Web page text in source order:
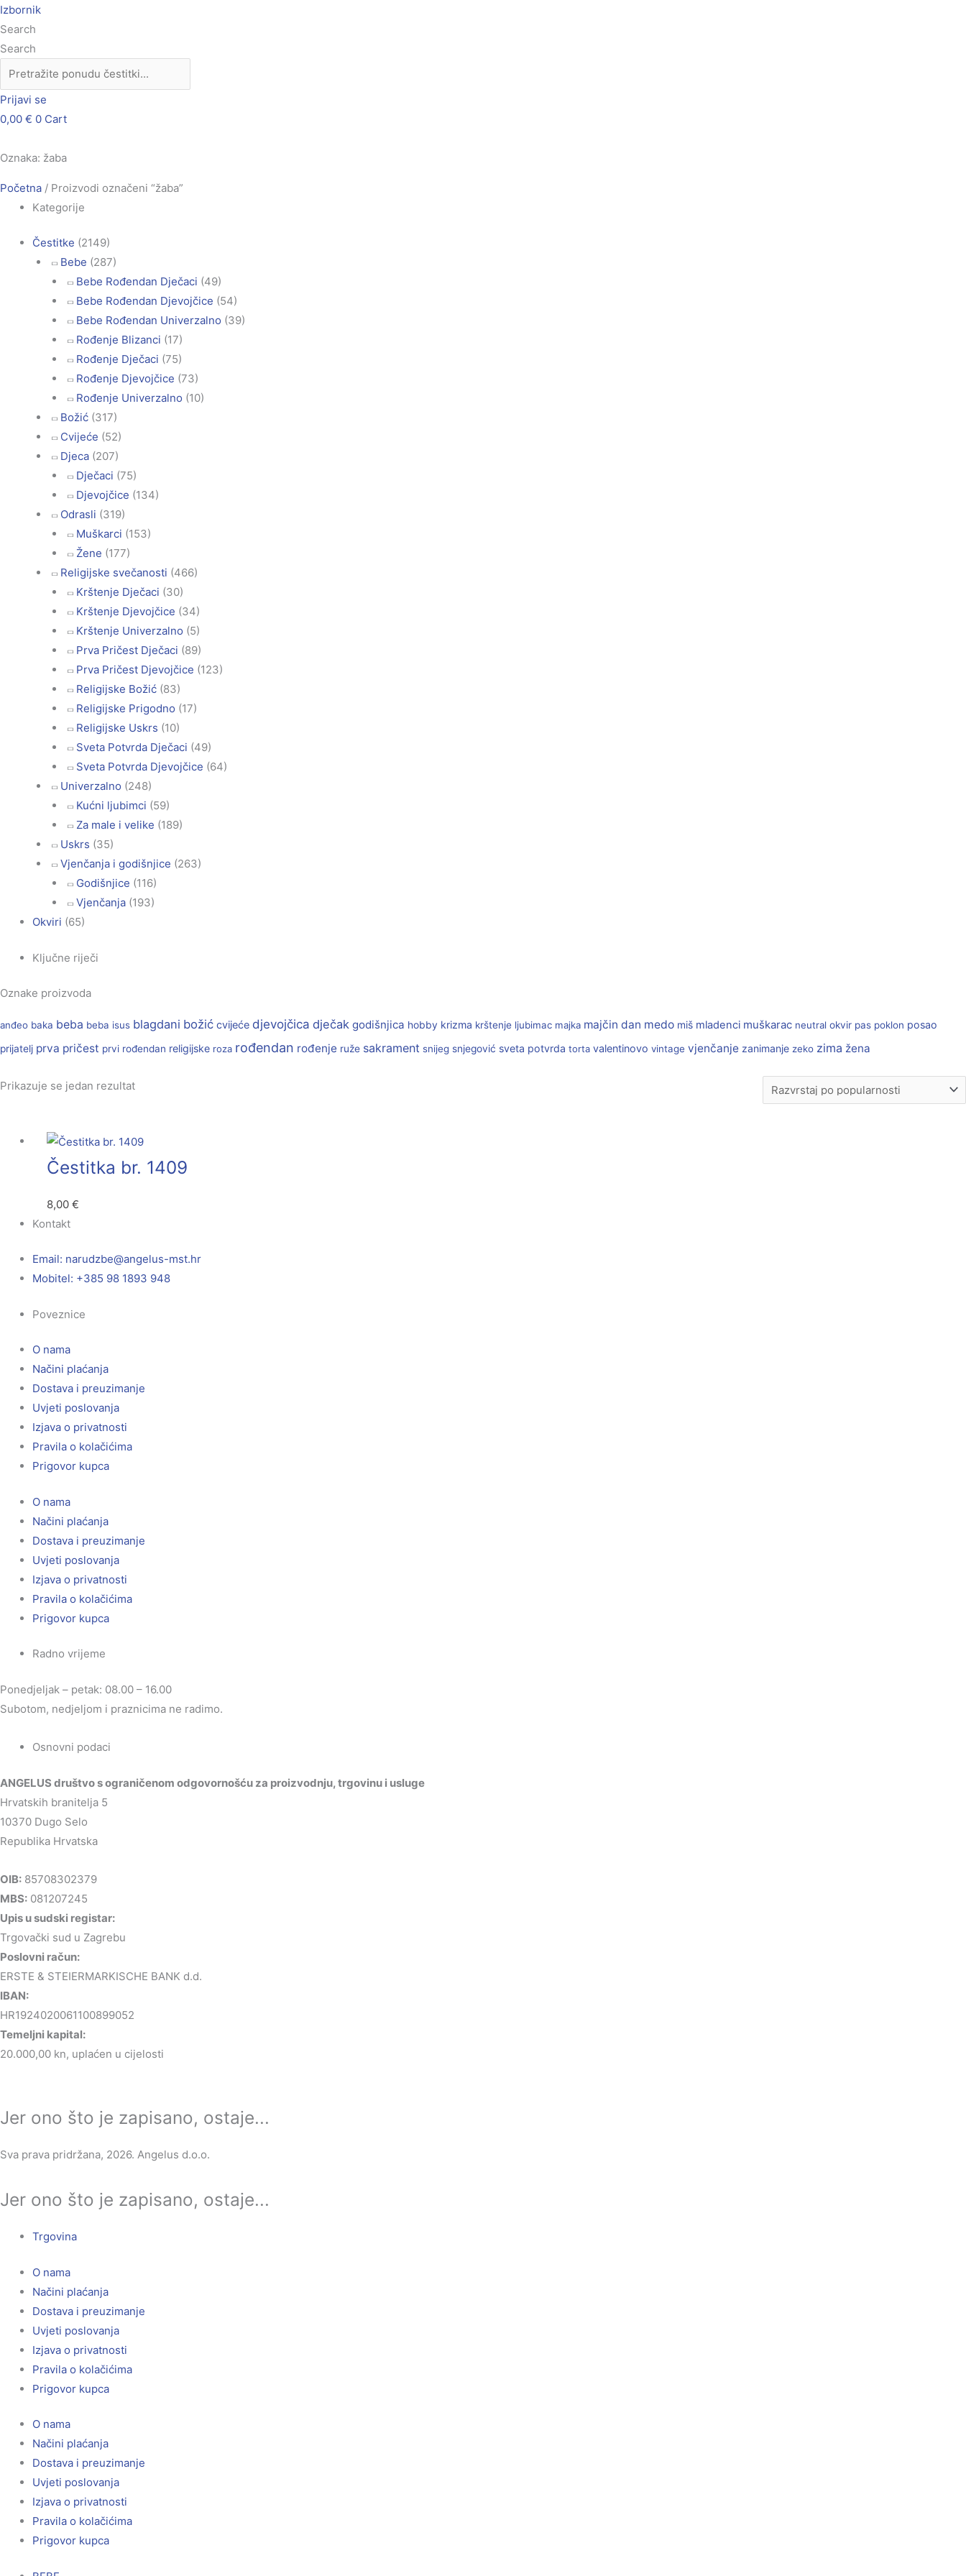
Skip
to
content
Izbornik
Search
Search
Prijavi se
0,00 € 0 Cart
Oznaka: žaba
Početna / Proizvodi označeni “žaba”
Kategorije
Čestitke (2149)
Bebe (287)
Bebe Rođendan Dječaci (49)
Bebe Rođendan Djevojčice (54)
Bebe Rođendan Univerzalno (39)
Rođenje Blizanci (17)
Rođenje Dječaci (75)
Rođenje Djevojčice (73)
Rođenje Univerzalno (10)
Božić (317)
Cvijeće (52)
Djeca (207)
Dječaci (75)
Djevojčice (134)
Odrasli (319)
Muškarci (153)
Žene (177)
Religijske svečanosti (466)
Krštenje Dječaci (30)
Krštenje Djevojčice (34)
Krštenje Univerzalno (5)
Prva Pričest Dječaci (89)
Prva Pričest Djevojčice (123)
Religijske Božić (83)
Religijske Prigodno (17)
Religijske Uskrs (10)
Sveta Potvrda Dječaci (49)
Sveta Potvrda Djevojčice (64)
Univerzalno (248)
Kućni ljubimci (59)
Za male i velike (189)
Uskrs (35)
Vjenčanja i godišnjice (263)
Godišnjice (116)
Vjenčanja (193)
Okviri (65)
Ključne riječi
Oznake proizvoda
anđeo baka beba beba isus blagdani božić cvijeće djevojčica dječak godišnjica hobby krizma krštenje ljubimac majka majčin dan medo miš mladenci muškarac neutral okvir pas poklon posao
prijatelj prva pričest prvi rođendan religijske roza rođendan rođenje ruže sakrament snijeg snjegović sveta potvrda torta valentinovo vintage vjenčanje zanimanje zeko zima žena
Prikazuje se jedan rezultat
Čestitka br. 1409
8,00 €
Kontakt
Email: rh.tsm-sulegna
@ebzduran
Mobitel: +385 98 1893 948
Poveznice
O nama
Načini plaćanja
Dostava i preuzimanje
Uvjeti poslovanja
Izjava o privatnosti
Pravila o kolačićima
Prigovor kupca
O nama
Načini plaćanja
Dostava i preuzimanje
Uvjeti poslovanja
Izjava o privatnosti
Pravila o kolačićima
Prigovor kupca
Radno vrijeme
Ponedjeljak – petak: 08.00 – 16.00
Subotom, nedjeljom i praznicima ne radimo.
Osnovni podaci
ANGELUS društvo s ograničenom odgovornošću za proizvodnju, trgovinu i usluge
Hrvatskih branitelja 5
10370 Dugo Selo
Republika Hrvatska
OIB: 85708302379
MBS: 081207245
Upis u sudski registar:
Trgovački sud u Zagrebu
Poslovni račun:
ERSTE & STEIERMARKISCHE BANK d.d.
IBAN:
HR1924020061100899052
Temeljni kapital:
20.000,00 kn, uplaćen u cijelosti
Jer ono što je zapisano, ostaje...
Sva prava pridržana, 2026. Angelus d.o.o.
Jer ono što je zapisano, ostaje...
Trgovina
O nama
Načini plaćanja
Dostava i preuzimanje
Uvjeti poslovanja
Izjava o privatnosti
Pravila o kolačićima
Prigovor kupca
O nama
Načini plaćanja
Dostava i preuzimanje
Uvjeti poslovanja
Izjava o privatnosti
Pravila o kolačićima
Prigovor kupca